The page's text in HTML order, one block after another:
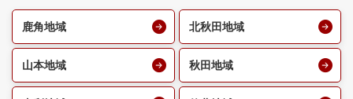
鹿角地域 北秋田地域
山本地域 秋田地域